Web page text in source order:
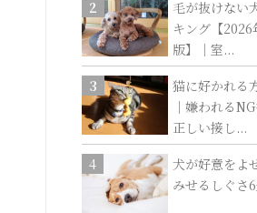
毛が抜けない
キング【2026
版】｜室...
猫に好かれる
｜嫌われる
正しい接し...
犬が好意をよ
みせるしぐさ